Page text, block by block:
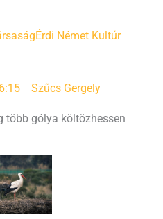
Érdi Német Kultúr
Szűcs Gergely
több gólya költözhessen